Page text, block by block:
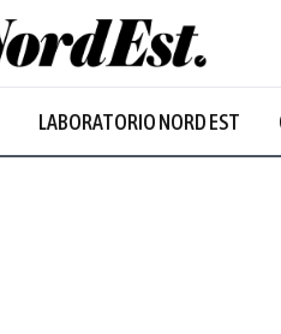
LABORATORIO NORD EST